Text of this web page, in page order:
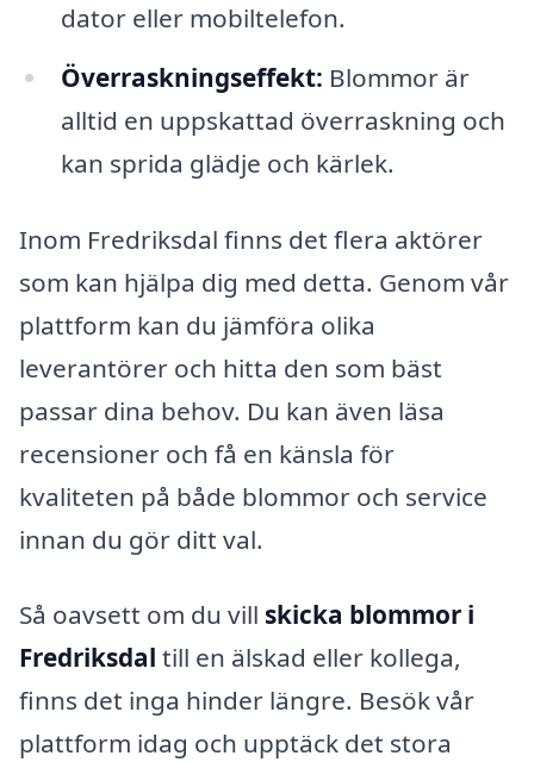
dator eller mobiltelefon.
Överraskningseffekt: Blommor är
alltid en uppskattad överraskning och
kan sprida glädje och kärlek.
Inom Fredriksdal finns det flera aktörer
som kan hjälpa dig med detta. Genom vår
plattform kan du jämföra olika
leverantörer och hitta den som bäst
passar dina behov. Du kan även läsa
recensioner och få en känsla för
kvaliteten på både blommor och service
innan du gör ditt val.
Så oavsett om du vill skicka blommor i
Fredriksdal till en älskad eller kollega,
finns det inga hinder längre. Besök vår
plattform idag och upptäck det stora